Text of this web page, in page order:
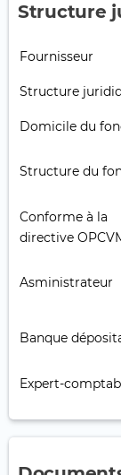
Structure
Fournisseur
Structure
Domicile du
Structure du
Conforme à la
directive
Asministrateur
Banque
Expert-